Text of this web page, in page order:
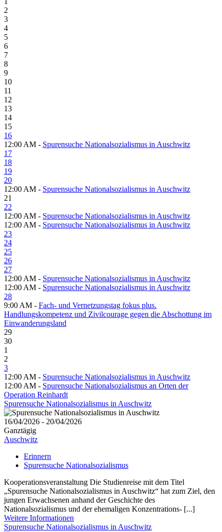
2
3
4
5
6
7
8
9
10
11
12
13
14
15
16
12:00 AM - Spurensuche Nationalsozialismus in Auschwitz
17
18
19
20
12:00 AM - Spurensuche Nationalsozialismus in Auschwitz
21
22
12:00 AM - Spurensuche Nationalsozialismus in Auschwitz
12:00 AM - Spurensuche Nationalsozialismus in Auschwitz
23
24
25
26
27
12:00 AM - Spurensuche Nationalsozialismus in Auschwitz
12:00 AM - Spurensuche Nationalsozialismus in Auschwitz
28
9:00 AM - Fach- und Vernetzungstag fokus plus.
Handlungskompetenz und Zivilcourage gegen die Abschottung im
Einwanderungsland
29
30
1
2
3
12:00 AM - Spurensuche Nationalsozialismus in Auschwitz
12:00 AM - Spurensuche Nationalsozialismus an Orten der
Operation Reinhardt
Spurensuche Nationalsozialismus in Auschwitz
16/04/2026 - 20/04/2026
Ganztägig
Auschwitz
Erinnern
Spurensuche Nationalsozialismus
Kooperationsveranstaltung Die Studienreise mit dem Titel
„Spurensuche Nationalsozialismus in Auschwitz“ hat zum Ziel, den
jungen Erwachsenen anhand der Geschichte des
Nationalsozialismus und der ehemaligen Konzentrations- [...]
Weitere Informationen
Spurensuche Nationalsozialismus in Auschwitz